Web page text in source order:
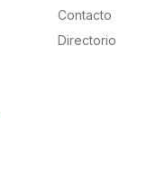
Contacto
Directorio